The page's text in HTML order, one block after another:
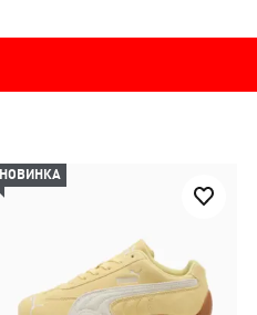
НОВИНКА